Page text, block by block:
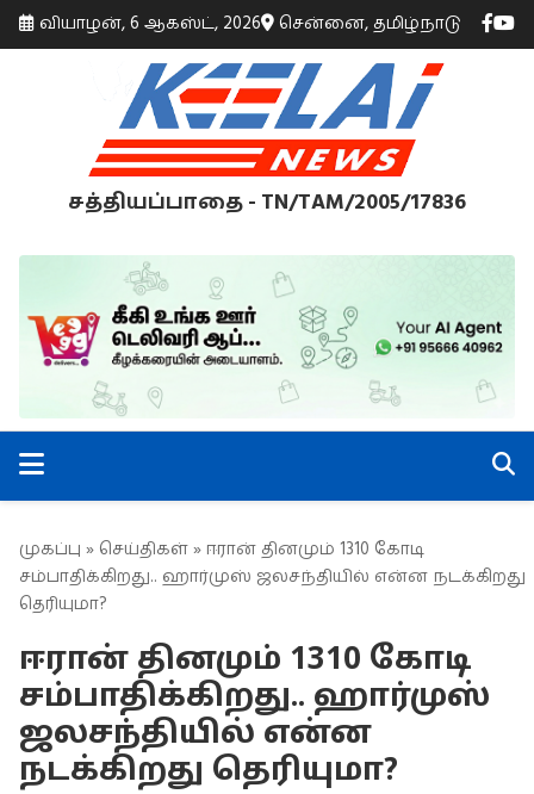
வியாழன், 6 ஆகஸ்ட், 2026 சென்னை, தமிழ்நாடு
சத்தியப்பாதை - TN/TAM/2005/17836
முகப்பு » செய்திகள் » ஈரான் தினமும் 1310 கோடி
சம்பாதிக்கிறது.. ஹார்முஸ் ஜலசந்தியில் என்ன நடக்கிறது
தெரியுமா?
ஈரான் தினமும் 1310 கோடி
சம்பாதிக்கிறது.. ஹார்முஸ்
ஜலசந்தியில் என்ன
நடக்கிறது தெரியுமா?